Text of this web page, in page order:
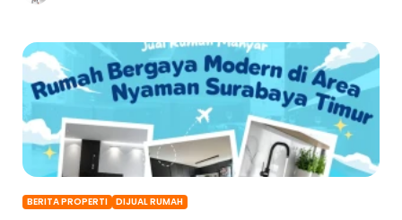
BERITA PROPERTI DIJUAL RUMAH